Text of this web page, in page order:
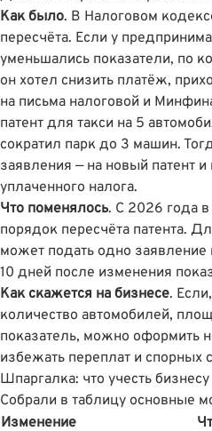
Как было. В Налоговом
пересчёта. Если у
уменьшались показатели, по
он хотел снизить платёж,
на письма налоговой и
патент для такси на 5
сократил парк до 3 машин.
заявления — на новый патент
уплаченного налога.
Что поменялось. С 2026 года в
порядок пересчёта патента.
может подать одно заявление
10 дней после изменения
Как скажется на бизнесе.
количество автомобилей,
показатель, можно оформить
избежать переплат и спорных
Шпаргалка: что учесть
Собрали в таблицу основные
Изменение